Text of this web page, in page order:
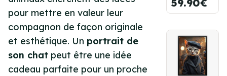
pour mettre en valeur leur
compagnon de façon originale
et esthétique. Un portrait de
son chat peut être une idée
cadeau parfaite pour un proche
59.90€